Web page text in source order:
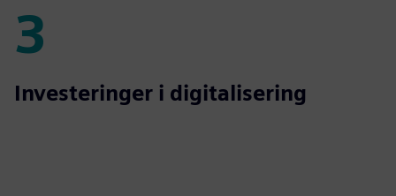
3
3
Investeringer i digitalisering